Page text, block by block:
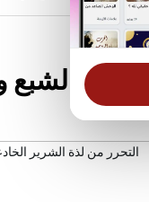
إلى الشبع